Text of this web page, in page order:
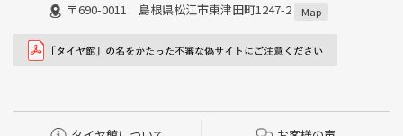
〒690-0011 島根県松江市東津田町1247-2
Map